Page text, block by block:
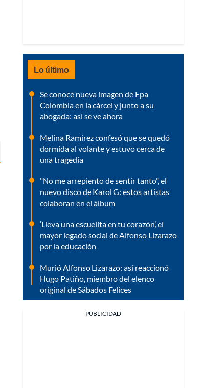
Lo último
Se conoce nueva imagen de Epa
Colombia en la cárcel y junto a su
abogada: así se ve ahora
Melina Ramírez confesó que se quedó
dormida al volante y estuvo cerca de
una tragedia
"No me arrepiento de sentir tanto", el
nuevo disco de Karol G: estos artistas
colaboran en el álbum
‘Lleva una escuelita en tu corazón’, el
mayor legado social de Alfonso Lizarazo
por la educación
Murió Alfonso Lizarazo: así reaccionó
Hugo Patiño, miembro del elenco
original de Sábados Felices
PUBLICIDAD